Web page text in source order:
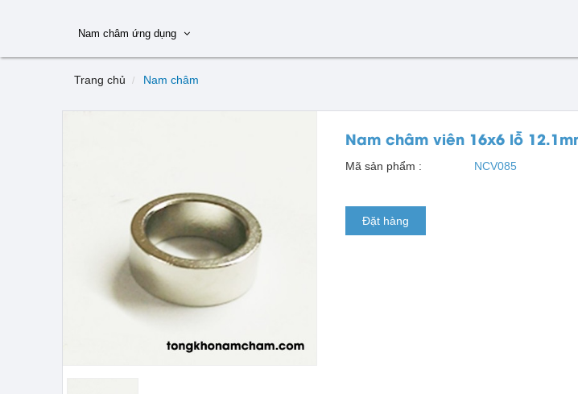
Nam châm ứng dụng
Trang chủ Nam châm
Nam châm viên 16x6 lỗ
Mã sản phẩm : NCV085
Đặt hàng